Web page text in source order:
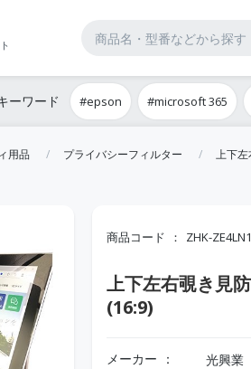
ーワード #epson #microsoft 365
用品 プライバシーフィルター 上下
商品コード ZHK-
上下左右覗き見
(16:9)
メーカー 光興業